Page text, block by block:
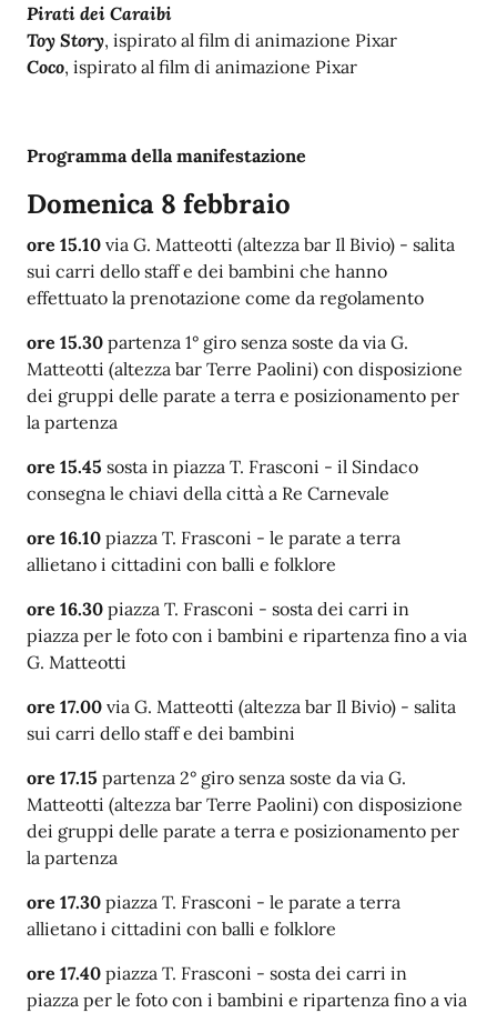
Pirati dei Caraibi
Toy Story, ispirato al film di animazione Pixar
Coco, ispirato al film di animazione Pixar
Programma della manifestazione
Domenica 8 febbraio
ore 15.10 via G. Matteotti (altezza bar Il Bivio) - salita
sui carri dello staff e dei bambini che hanno
effettuato la prenotazione come da regolamento
ore 15.30 partenza 1° giro senza soste da via G.
Matteotti (altezza bar Terre Paolini) con disposizione
dei gruppi delle parate a terra e posizionamento per
la partenza
ore 15.45 sosta in piazza T. Frasconi - il Sindaco
consegna le chiavi della città a Re Carnevale
ore 16.10 piazza T. Frasconi - le parate a terra
allietano i cittadini con balli e folklore
ore 16.30 piazza T. Frasconi - sosta dei carri in
piazza per le foto con i bambini e ripartenza fino a via
G. Matteotti
ore 17.00 via G. Matteotti (altezza bar Il Bivio) - salita
sui carri dello staff e dei bambini
ore 17.15 partenza 2° giro senza soste da via G.
Matteotti (altezza bar Terre Paolini) con disposizione
dei gruppi delle parate a terra e posizionamento per
la partenza
ore 17.30 piazza T. Frasconi - le parate a terra
allietano i cittadini con balli e folklore
ore 17.40 piazza T. Frasconi - sosta dei carri in
piazza per le foto con i bambini e ripartenza fino a via